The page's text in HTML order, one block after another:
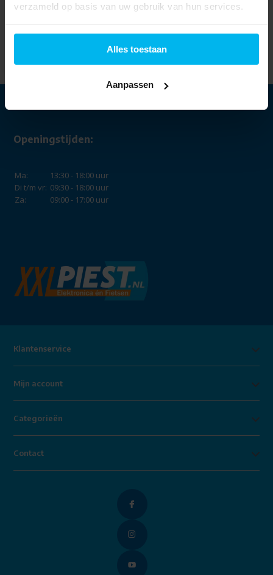
verzameld op basis van uw gebruik van hun services.
Alles toestaan
Aanpassen
Openingstijden:
Ma:
13:30 - 18:00 uur
Di t/m vr: 09:30 - 18:00 uur
Za:
09:00 - 17:00 uur
Klantenservice
Mijn account
Categorieën
Contact